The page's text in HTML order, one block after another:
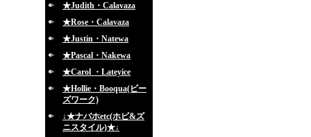
★Judith・Calavaza
★Rose・Calavaza
★Justin・Natewa
★Pascal・Nakewa
★Carol ・Lateyice
★Hollie・Booqua(ビー
ズワーク)
↓★ナバホetc(ホピ&ズ
ニスタイル)★↓